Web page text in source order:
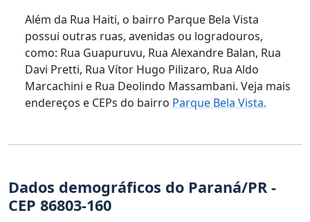
Além da Rua Haiti, o bairro Parque Bela Vista
possui outras ruas, avenidas ou logradouros,
como: Rua Guapuruvu, Rua Alexandre Balan, Rua
Davi Pretti, Rua Vítor Hugo Pilizaro, Rua Aldo
Marcachini e Rua Deolindo Massambani. Veja mais
endereços e CEPs do bairro Parque Bela Vista.
Dados demográficos do Paraná/PR -
CEP 86803-160